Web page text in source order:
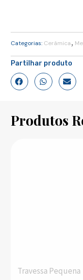
Categorias: Cerâmica,
Partilhar produto
Produtos
Travessa Pequena